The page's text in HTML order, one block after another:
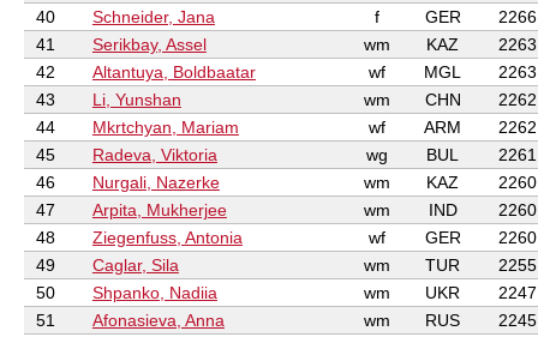
40
Schneider, Jana f GER
2266
41
Serikbay, Assel wm KAZ
2263
42
Altantuya, Boldbaatar wf MGL
2263
43
Li, Yunshan wm CHN
2262
44
Mkrtchyan, Mariam wf ARM
2262
45
Radeva, Viktoria wg BUL
2261
46
Nurgali, Nazerke wm KAZ
2260
47
Arpita, Mukherjee wm IND
2260
48
Ziegenfuss, Antonia wf GER
2260
49
Caglar, Sila wm TUR
2255
50
Shpanko, Nadiia wm UKR
2247
51
Afonasieva, Anna wm RUS
2245